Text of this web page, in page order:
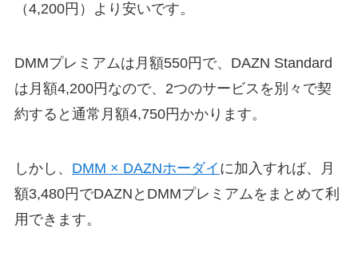
（4,200円）より安いです。
DMMプレミアムは月額550円で、DAZN Standard
は月額4,200円なので、2つのサービスを別々で契
約すると通常月額4,750円かかります。
しかし、 DMM × DAZNホーダイ に加入すれば、月
額3,480円でDAZNとDMMプレミアムをまとめて利
用できます。